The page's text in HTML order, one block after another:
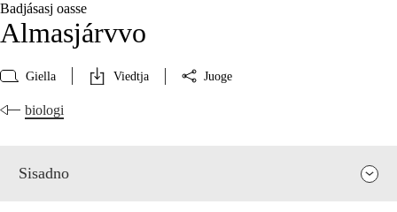
Badjásasj oasse
Almasjárvvo
Giella Viedtja Juoge
biologi
Sisadno